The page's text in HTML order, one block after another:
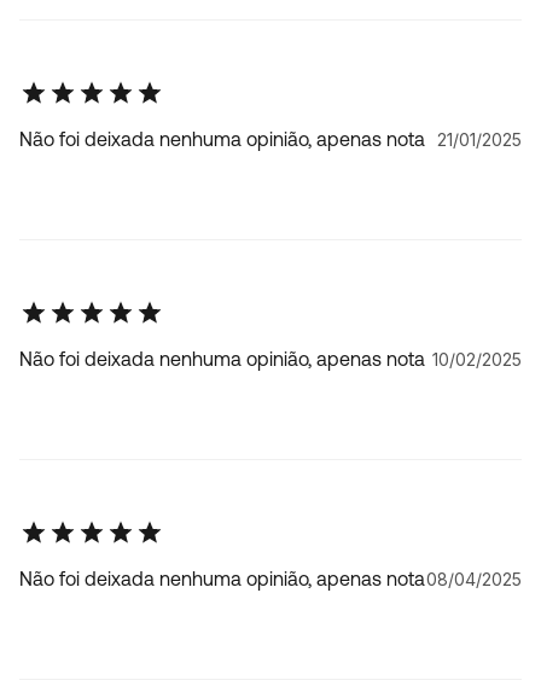
Não foi deixada nenhuma opinião, apenas nota 21/01/2025
Não foi deixada nenhuma opinião, apenas nota 10/02/2025
Não foi deixada nenhuma opinião, apenas nota08/04/2025